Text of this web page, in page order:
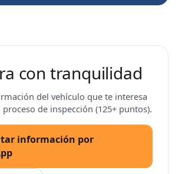
con tranquilidad
del vehículo que te interesa
proceso de inspección (125+ puntos).
información por